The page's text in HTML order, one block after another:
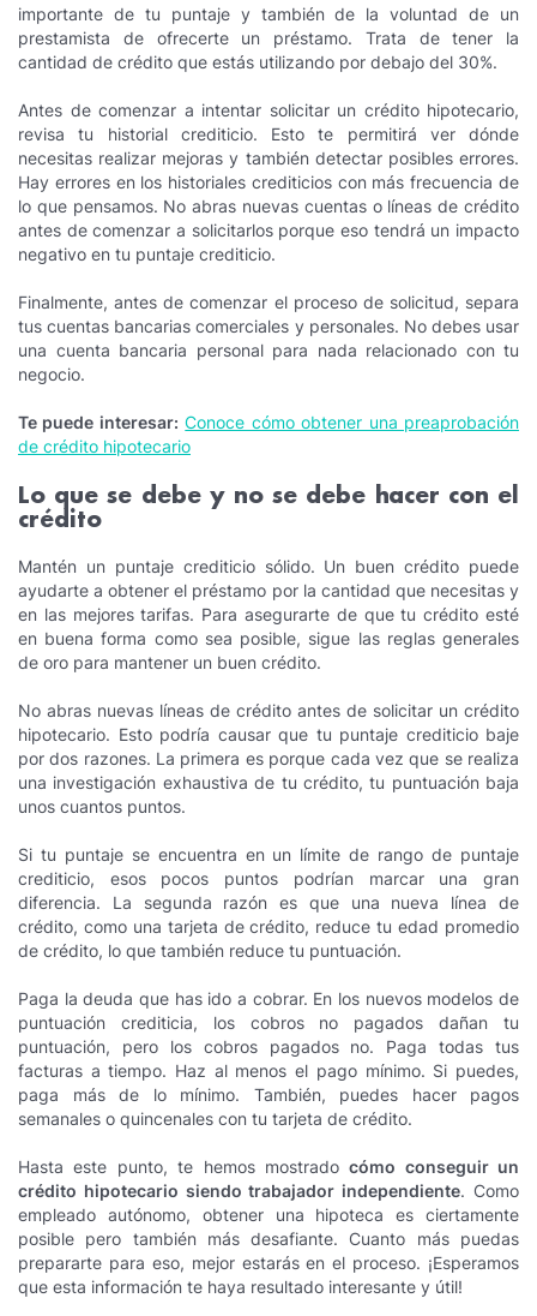
importante de tu puntaje y también de la voluntad de un
prestamista de ofrecerte un préstamo. Trata de tener la
cantidad de crédito que estás utilizando por debajo del 30%.
Antes de comenzar a intentar solicitar un crédito hipotecario,
revisa tu historial crediticio. Esto te permitirá ver dónde
necesitas realizar mejoras y también detectar posibles errores.
Hay errores en los historiales crediticios con más frecuencia de
lo que pensamos. No abras nuevas cuentas o líneas de crédito
antes de comenzar a solicitarlos porque eso tendrá un impacto
negativo en tu puntaje crediticio.
Finalmente, antes de comenzar el proceso de solicitud, separa
tus cuentas bancarias comerciales y personales. No debes usar
una cuenta bancaria personal para nada relacionado con tu
negocio.
Te puede interesar: Conoce cómo obtener una preaprobación
de crédito hipotecario
Lo que se debe y no se debe hacer con el
crédito
Mantén un puntaje crediticio sólido. Un buen crédito puede
ayudarte a obtener el préstamo por la cantidad que necesitas y
en las mejores tarifas. Para asegurarte de que tu crédito esté
en buena forma como sea posible, sigue las reglas generales
de oro para mantener un buen crédito.
No abras nuevas líneas de crédito antes de solicitar un crédito
hipotecario. Esto podría causar que tu puntaje crediticio baje
por dos razones. La primera es porque cada vez que se realiza
una investigación exhaustiva de tu crédito, tu puntuación baja
unos cuantos puntos.
Si tu puntaje se encuentra en un límite de rango de puntaje
crediticio, esos pocos puntos podrían marcar una gran
diferencia. La segunda razón es que una nueva línea de
crédito, como una tarjeta de crédito, reduce tu edad promedio
de crédito, lo que también reduce tu puntuación.
Paga la deuda que has ido a cobrar. En los nuevos modelos de
puntuación crediticia, los cobros no pagados dañan tu
puntuación, pero los cobros pagados no. Paga todas tus
facturas a tiempo. Haz al menos el pago mínimo. Si puedes,
paga más de lo mínimo. También, puedes hacer pagos
semanales o quincenales con tu tarjeta de crédito.
Hasta este punto, te hemos mostradocómo conseguir un
crédito hipotecario siendo trabajador independiente. Como
empleado autónomo, obtener una hipoteca es ciertamente
posible pero también más desafiante. Cuanto más puedas
prepararte para eso, mejor estarás en el proceso. ¡Esperamos
que esta información te haya resultado interesante y útil!